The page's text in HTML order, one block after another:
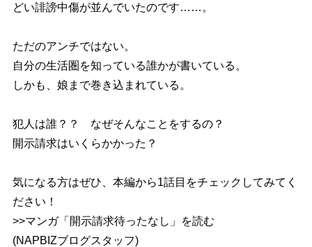
どい誹謗中傷が並んでいたのです……。
ただのアンチではない。
自分の生活圏を知っている誰かが書いている。
しかも、娘まで巻き込まれている。
犯人は誰？？ なぜそんなことをするの？
開示請求はいくらかかった？
気になる方はぜひ、本編から1話目をチェックしてみてく
ださい！
>>マンガ「開示請求待ったなし」を読む
(NAPBIZブログスタッフ)